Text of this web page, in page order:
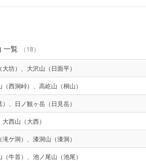
一覧 （18）
坊）、大沢山（日面平）
西洞峠）、高屹山（桐山）
、日ノ観ヶ岳（日見岳）
西山（大西）
ケ洞）、漆洞山（漆洞）
牛首）、池ノ尾山（池尾）